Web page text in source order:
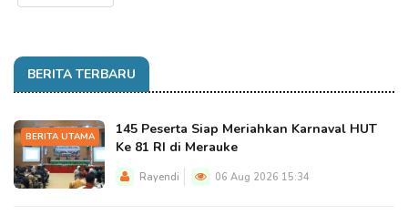
BERITA TERBARU
BERITA UTAMA
145 Peserta Siap Meriahkan Karnaval HUT
Ke 81 RI di Merauke
Rayendi 06 Aug 2026 15:34